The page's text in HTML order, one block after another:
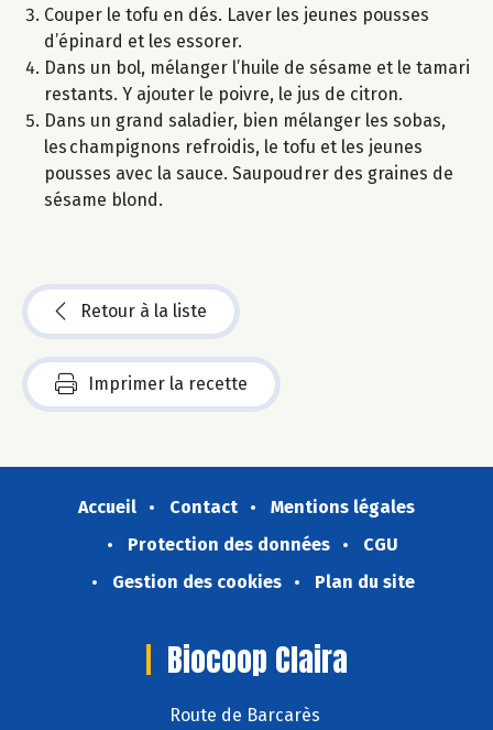
Couper le tofu en dés. Laver les jeunes pousses
d’épinard et les essorer.
Dans un bol, mélanger l’huile de sésame et le tamari
restants. Y ajouter le poivre, le jus de citron.
Dans un grand saladier, bien mélanger les sobas,
les champignons refroidis, le tofu et les jeunes
pousses avec la sauce. Saupoudrer des graines de
sésame blond.
Retour à la liste
Imprimer la recette
Accueil Contact
Mentions légales
Protection des données
CGU
Gestion des cookies
Plan du site
Biocoop Claira
Route de Barcarès